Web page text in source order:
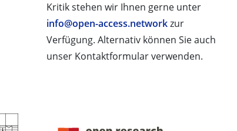
Kritik stehen wir Ihnen gerne unter
info@open-access.networkzur
Verfügung. Alternativ können Sie auch
unser Kontaktformular verwenden.